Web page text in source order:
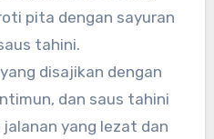
pita dengan sayuran
tahini.
disajikan dengan
dan saus tahini
yang lezat dan